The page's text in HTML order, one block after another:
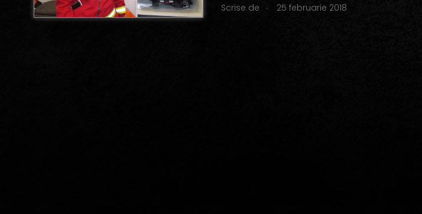
Scrise de . 25 februarie 2018